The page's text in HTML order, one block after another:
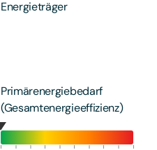
Energieträger
Primärenergiebedarf
(Gesamtenergieeffizienz)